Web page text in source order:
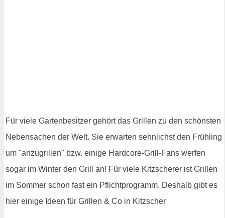
Für viele Gartenbesitzer gehört das Grillen zu den schönsten
Nebensachen der Welt. Sie erwarten sehnlichst den Frühling
um "anzugrillen" bzw. einige Hardcore-Grill-Fans werfen
sogar im Winter den Grill an! Für viele Kitzscherer ist Grillen
im Sommer schon fast ein Pflichtprogramm. Deshalb gibt es
hier einige Ideen für Grillen & Co in Kitzscher